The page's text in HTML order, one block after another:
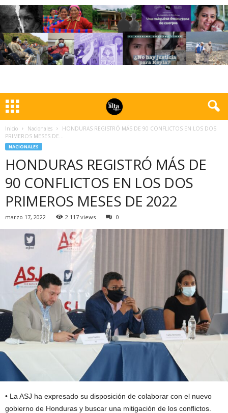
Inicio Nacionales
HONDURAS REGISTRÓ MÁS DE 90 CONFLICTOS EN LOS DOS
PRIMEROS MESES DE...
NACIONALES
HONDURAS REGISTRÓ MÁS DE
90 CONFLICTOS EN LOS DOS
PRIMEROS MESES DE 2022
marzo 17, 2022 2.117 views 0
• La ASJ ha expresado su disposición de colaborar con el nuevo
gobierno de Honduras y buscar una mitigación de los conflictos.